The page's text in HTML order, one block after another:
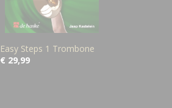
Easy Steps 1 Trombone
€ 29,99